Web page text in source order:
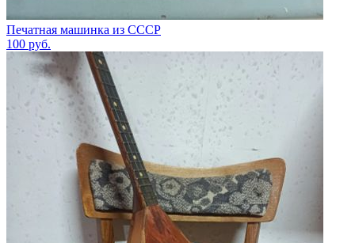
Печатная машинка из СССР
100 руб.